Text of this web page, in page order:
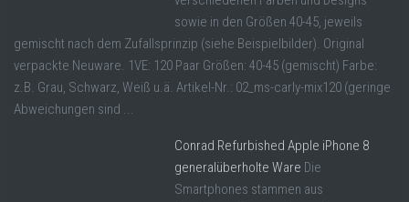
sowie in den Größen 40-45, jeweils
gemischt nach dem Zufallsprinzip (siehe Beispielbilder). Original
verpackte Neuware. 1VE: 120 Paar Größen: 40-45 (gemischt) Farbe:
z.B. Grau, Schwarz, Weiß u.ä. Artikel-Nr.: 02_ms-carly-mix120 (geringe
Abweichungen sind ...
Conrad Refurbished Apple iPhone 8
generalüberholte Ware Die
Smartphones stammen aus